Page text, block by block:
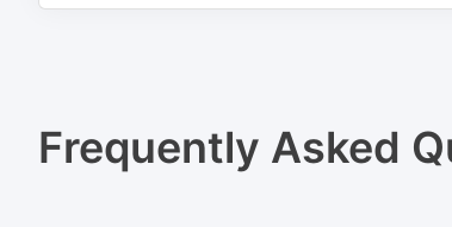
Frequently Asked